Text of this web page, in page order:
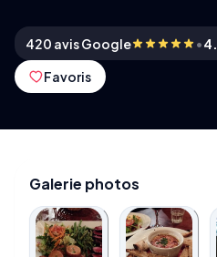
420 avis Google •
Favoris
Galerie photos